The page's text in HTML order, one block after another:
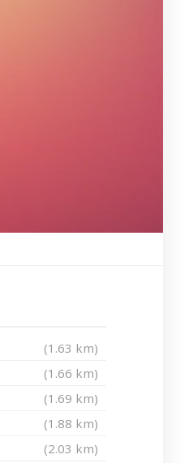
(1.63 km)
(1.66 km)
(1.69 km)
(1.88 km)
(2.03 km)